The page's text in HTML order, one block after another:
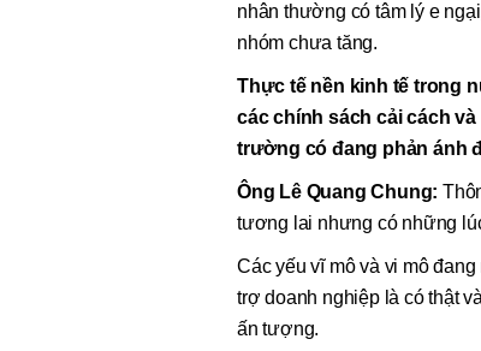
nhân thường có tâm lý e
nhóm chưa tăng.
Thực tế nền kinh tế trong
các chính sách cải cách
trường có đang phản ánh
Ông Lê Quang Chung:
tương lai nhưng có những
Các yếu vĩ mô và vi mô
trợ doanh nghiệp là có thật
ấn tượng.